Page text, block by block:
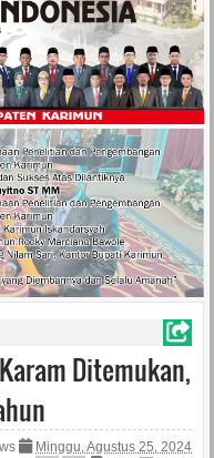
Ditemukan,
Minggu, Agustus 25, 2024